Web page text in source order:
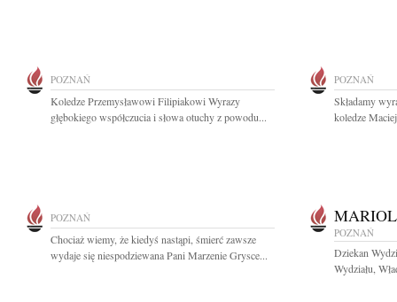
POZNAŃ
Koledze Przemysławowi Filipiakowi Wyrazy
głębokiego współczucia i słowa otuchy z powodu...
POZNAŃ
Składamy
koledze
POZNAŃ
Chociaż wiemy, że kiedyś nastąpi, śmierć zawsze
wydaje się niespodziewana Pani Marzenie Grysce...
POZNAŃ
Dziekan
Wydziału,